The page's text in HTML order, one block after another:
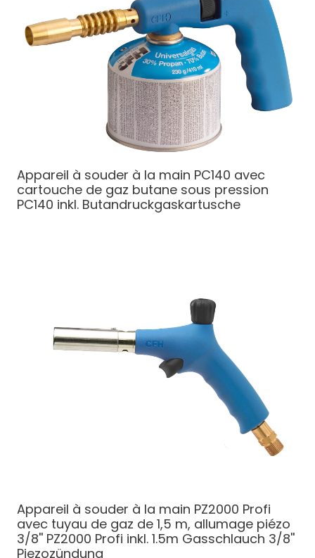
Appareil à souder à la main PC140 avec
cartouche de gaz butane sous pression
PC140 inkl. Butandruckgaskartusche
Appareil à souder à la main PZ2000 Profi
avec tuyau de gaz de 1,5 m, allumage piézo
3/8'' PZ2000 Profi inkl. 1.5m Gasschlauch 3/8''
Piezozündung